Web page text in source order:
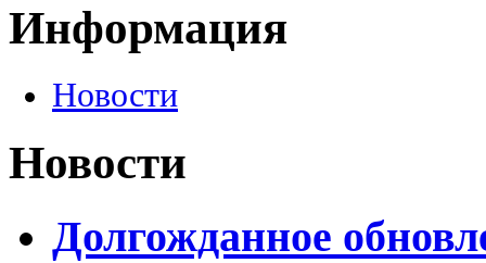
Информация
Новости
Новости
Долгожданное